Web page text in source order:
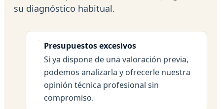
su diagnóstico habitual.
Presupuestos excesivos
Si ya dispone de una valoración previa,
podemos analizarla y ofrecerle nuestra
opinión técnica profesional sin
compromiso.